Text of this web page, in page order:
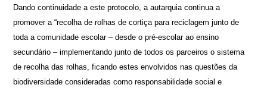
Dando continuidade a este protocolo, a autarquia continua a
promover a “recolha de rolhas de cortiça para reciclagem junto de
toda a comunidade escolar – desde o pré-escolar ao ensino
secundário – implementando junto de todos os parceiros o sistema
de recolha das rolhas, ficando estes envolvidos nas questões da
biodiversidade consideradas como responsabilidade social e